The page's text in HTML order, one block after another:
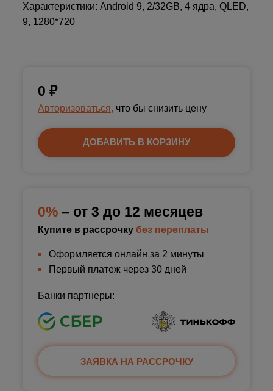
Характеристики: Android 9, 2/32GB, 4 ядра, QLED,
9, 1280*720
0 ₽
Авторизоваться, что бы снизить цену
ДОБАВИТЬ В КОРЗИНУ
0% – от 3 до 12 месяцев
Купите в рассрочку без переплаты
Оформляется онлайн за 2 минуты
Первый платеж через 30 дней
Банки партнеры:
ЗАЯВКА НА РАССРОЧКУ